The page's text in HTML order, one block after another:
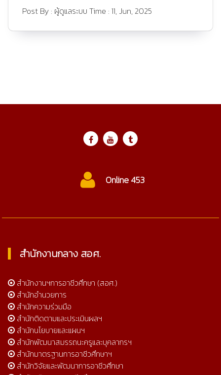
Post By : ผู้ดูแลระบบ Time : 11, Jun, 2025
Online 453
สำนักงานกลาง สอศ.
สำนักงานฯการอาชีวศึกษา (สอศ.)
สำนักอำนวยการ
สำนักความร่วมมือ
สำนักติดตามและประเมินผลฯ
สำนักนโยบายและแผนฯ
สำนักพัฒนาสมรรถนะครูและบุคลากรฯ
สำนักมาตรฐานการอาชีวศึกษาฯ
สำนักวิจัยและพัฒนาการอาชีวศึกษา